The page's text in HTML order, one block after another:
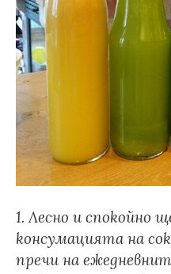
1. Лесно и спокойно
консумацията на
пречи на